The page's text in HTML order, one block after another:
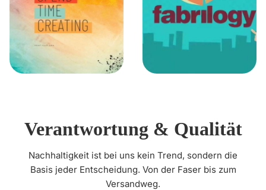
Verantwortung & Qualität
Nachhaltigkeit ist bei uns kein Trend, sondern die
Basis jeder Entscheidung. Von der Faser bis zum
Versandweg.